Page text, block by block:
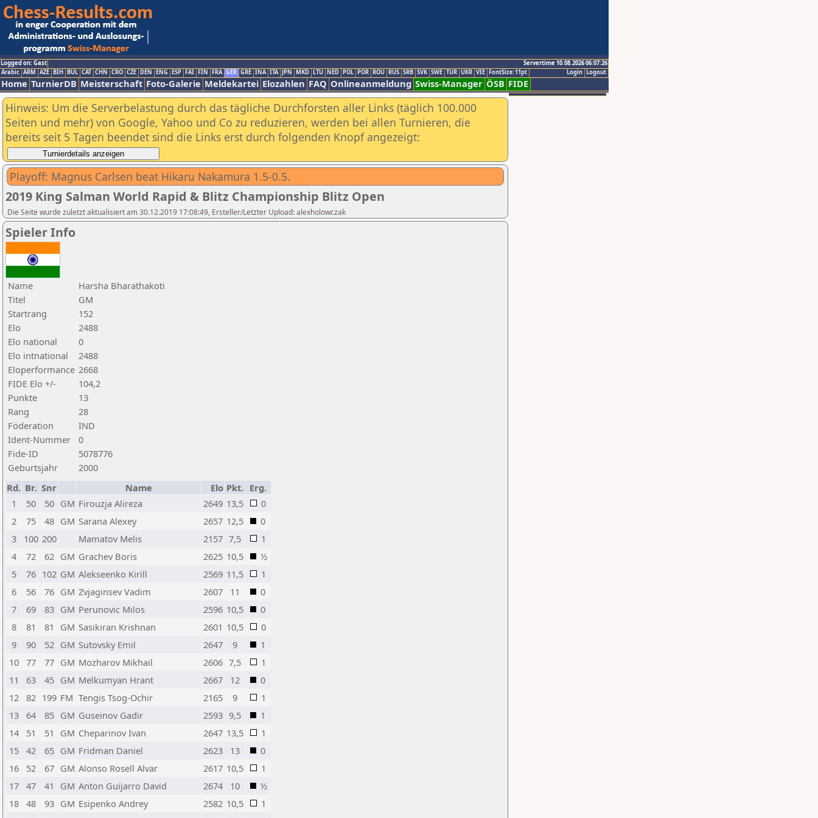
Logged on: Gast
Servertime 10.08.2026 06:07:26
Logout
Login
Arabic ARM AZE BIH BUL CAT CHN CRO CZE DEN ENG ESP FAI FIN FRA GER GRE INA ITA JPN MKD LTU NED POL POR ROU RUS SRB SVK SWE TUR UKR VIE FontSize:11pt
Home TurnierDB Meisterschaft Foto-Galerie Meldekartei Elozahlen FAQ Onlineanmeldung Swiss-Manager ÖSB FIDE
Hinweis: Um die Serverbelastung durch das tägliche Durchforsten aller Links (täglich 100.000
Seiten und mehr) von Google, Yahoo und Co zu reduzieren, werden bei allen Turnieren, die
bereits seit 5 Tagen beendet sind die Links erst durch folgenden Knopf angezeigt:
Playoff: Magnus Carlsen beat Hikaru Nakamura 1.5-0.5.
2019 King Salman World Rapid & Blitz Championship Blitz Open
Die Seite wurde zuletzt aktualisiert am 30.12.2019 17:08:49, Ersteller/Letzter Upload: alexholowczak
Spieler Info
Name
Harsha Bharathakoti
Titel
GM
Startrang
152
Elo
2488
Elo national
0
Elo intnational
2488
Eloperformance 2668
FIDE Elo +/-
104,2
Punkte
13
Rang
28
Föderation
IND
Ident-Nummer
0
Fide-ID
5078776
Geburtsjahr
2000
Rd. Br. Snr Name Elo Pkt. Erg.
1
50 50 GM Firouzja Alireza 2649 13,5
0
2
75 48 GM Sarana Alexey 2657 12,5
0
3
100 200 Mamatov Melis 2157 7,5
1
4
72 62 GM Grachev Boris 2625 10,5
½
5
76 102 GM Alekseenko Kirill 2569 11,5
1
6
56 76 GM Zvjaginsev Vadim 2607 11
0
7
69 83 GM Perunovic Milos 2596 10,5
0
8
81 81 GM Sasikiran Krishnan 2601 10,5
0
9
90 52 GM Sutovsky Emil 2647 9
1
10 77 77 GM Mozharov Mikhail 2606 7,5
1
11
63 45 GM Melkumyan Hrant 2667 12
0
12 82 199 FM Tengis Tsog-Ochir 2165 9
1
13
64 85 GM Guseinov Gadir 2593 9,5
1
14
51 51 GM Cheparinov Ivan 2647 13,5
1
15 42 65 GM Fridman Daniel 2623 13
0
16
52 67 GM Alonso Rosell Alvar 2617 10,5
1
17 47 41 GM Anton Guijarro David 2674 10
½
18 48 93 GM Esipenko Andrey 2582 10,5
1